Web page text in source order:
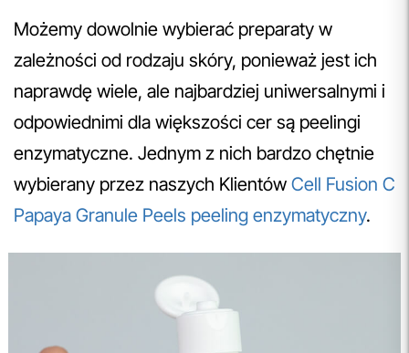
Możemy dowolnie wybierać preparaty w
zależności od rodzaju skóry, ponieważ jest ich
naprawdę wiele, ale najbardziej uniwersalnymi i
odpowiednimi dla większości cer są peelingi
enzymatyczne. Jednym z nich bardzo chętnie
wybierany przez naszych Klientów Cell Fusion C
Papaya Granule Peels peeling enzymatyczny.